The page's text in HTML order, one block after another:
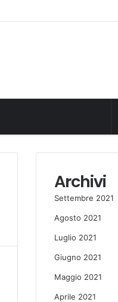
Archivi
Settembre 2021
Agosto 2021
Luglio 2021
Giugno 2021
Maggio 2021
Aprile 2021